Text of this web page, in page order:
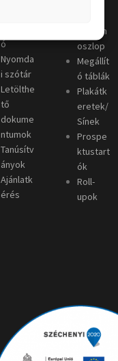
ó
Nyomda
i szótár
Letölthe
tő
dokume
ntumok
Tanúsítv
ányok
Ajánlatk
érés
Kordon
oszlop
Megállít
ó táblák
Plakátk
eretek/
Sínek
Prospe
ktustart
ók
Roll-
upok